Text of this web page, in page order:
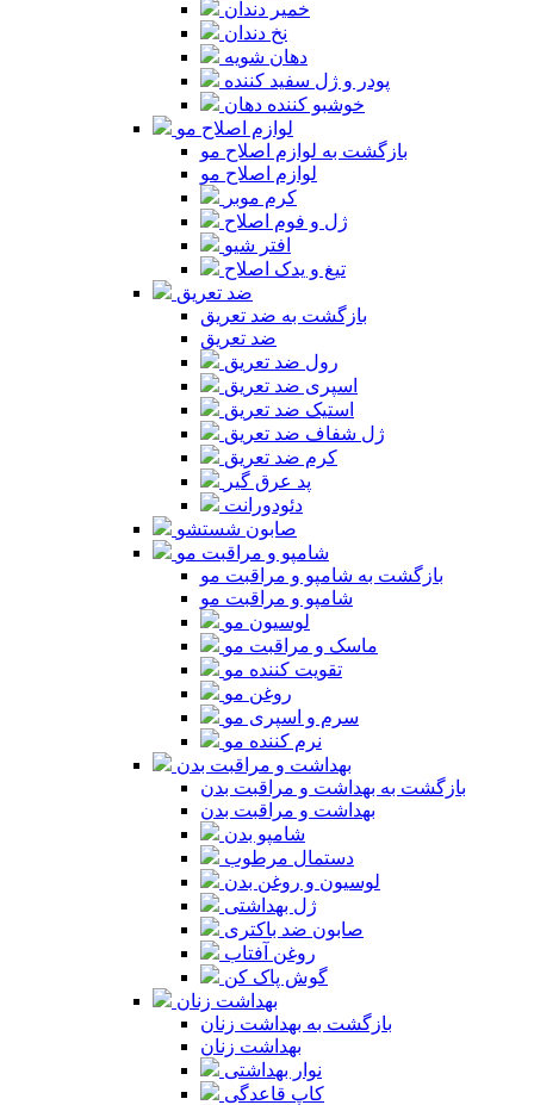
خمیر دندان
نخ دندان
دهان شویه
پودر و ژل سفید کننده
خوشبو کننده دهان
لوازم اصلاح مو
بازگشت به لوازم اصلاح مو
لوازم اصلاح مو
کرم موبر
ژل و فوم اصلاح
افتر شیو
تیغ و یدک اصلاح
ضد تعریق
بازگشت به ضد تعریق
ضد تعریق
رول ضد تعریق
اسپری ضد تعریق
استیک ضد تعریق
ژل شفاف ضد تعریق
کرم ضد تعریق
پد عرق گیر
دئودورانت
صابون شستشو
شامپو و مراقبت مو
بازگشت به شامپو و مراقبت مو
شامپو و مراقبت مو
لوسیون مو
ماسک و مراقبت مو
تقویت کننده مو
روغن مو
سرم و اسپری مو
نرم کننده مو
بهداشت و مراقبت بدن
بازگشت به بهداشت و مراقبت بدن
بهداشت و مراقبت بدن
شامپو بدن
دستمال مرطوب
لوسیون و روغن بدن
ژل بهداشتی
صابون ضد باکتری
روغن آفتاب
گوش پاک کن
بهداشت زنان
بازگشت به بهداشت زنان
بهداشت زنان
نوار بهداشتی
کاپ قاعدگی